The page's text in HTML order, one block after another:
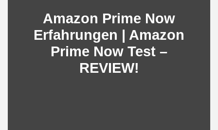
Amazon Prime Now
Erfahrungen | Amazon
Prime Now Test –
REVIEW!